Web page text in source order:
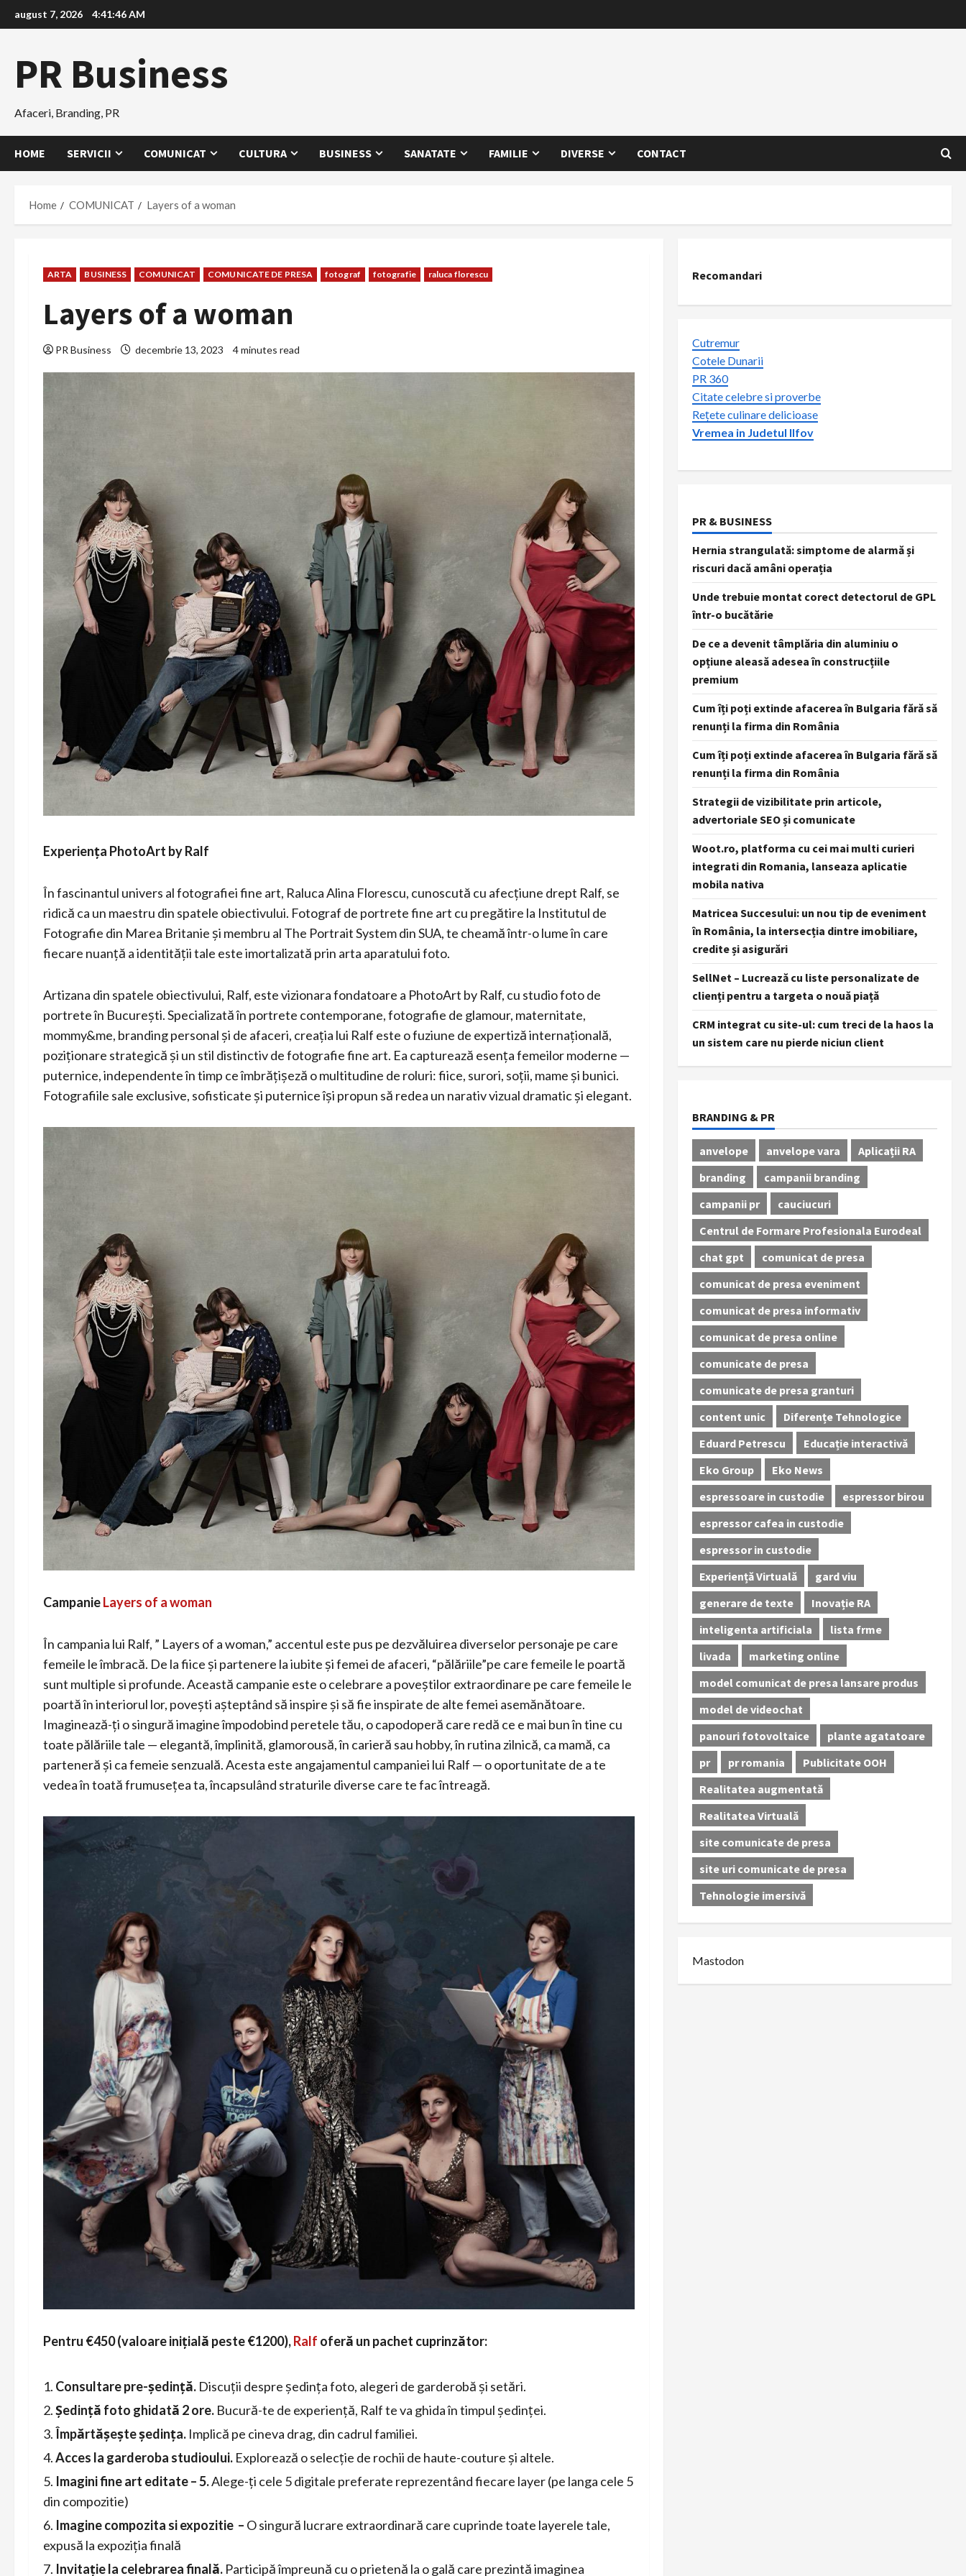
to
august 7, 2026 4:41:48 AM
PR Business
Afaceri, Branding, PR
HOME SERVICII COMUNICAT CULTURA BUSINESS SANATATE FAMILIE DIVERSE CONTACT
Home COMUNICAT Layers of a woman
ARTA BUSINESS COMUNICAT COMUNICATE DE PRESA fotograf fotografie raluca florescu
Layers of a woman
PR Business decembrie 13, 2023 4 minutes read
Experiența PhotoArt by Ralf
În fascinantul univers al fotografiei fine art, Raluca Alina Florescu, cunoscută cu afecțiune drept Ralf, se
ridică ca un maestru din spatele obiectivului. Fotograf de portrete fine art cu pregătire la Institutul de
Fotografie din Marea Britanie și membru al The Portrait System din SUA, te cheamă într-o lume în care
fiecare nuanță a identității tale este imortalizată prin arta aparatului foto.
Artizana din spatele obiectivului, Ralf, este vizionara fondatoare a PhotoArt by Ralf, cu studio foto de
portrete în București. Specializată în portrete contemporane, fotografie de glamour, maternitate,
mommy&me, branding personal și de afaceri, creația lui Ralf este o fuziune de expertiză internațională,
poziționare strategică și un stil distinctiv de fotografie fine art. Ea capturează esența femeilor moderne —
puternice, independente în timp ce îmbrățișeză o multitudine de roluri: fiice, surori, soții, mame și bunici.
Fotografiile sale exclusive, sofisticate și puternice își propun să redea un narativ vizual dramatic și elegant.
CampanieLayers of a woman
În campania lui Ralf, ” Layers of a woman,” accentul este pus pe dezvăluirea diverselor personaje pe care
femeile le îmbracă. De la fiice și partenere la iubite și femei de afaceri, “pălăriile”pe care femeile le poartă
sunt multiple si profunde. Această campanie este o celebrare a poveștilor extraordinare pe care femeile le
poartă în interiorul lor, povești așteptând să inspire și să fie inspirate de alte femei asemănătoare.
Imaginează-ți o singură imagine împodobind peretele tău, o capodoperă care redă ce e mai bun în tine cu
toate pălăriile tale — elegantă, împlinită, glamorousă, în carieră sau hobby, în rutina zilnică, ca mamă, ca
parteneră și ca femeie senzuală. Acesta este angajamentul campaniei lui Ralf — o oportunitate de a te
vedea în toată frumusețea ta, încapsulând straturile diverse care te fac întreagă.
Pentru €450 (valoare inițială peste €1200),Ralf oferă un pachet cuprinzător:
Consultare pre-ședință. Discuții despre ședința foto, alegeri de garderobă și setări.
Ședință foto ghidată 2 ore. Bucură-te de experiență, Ralf te va ghida în timpul ședinței.
Împărtășește ședința. Implică pe cineva drag, din cadrul familiei.
Acces la garderoba studioului. Explorează o selecție de rochii de haute-couture și altele.
Imagini fine art editate – 5.Alege-ți cele 5 digitale preferate reprezentând fiecare layer (pe langa cele 5
din compozitie)
Imagine compozita si expozitie – O singură lucrare extraordinară care cuprinde toate layerele tale,
expusă la expoziția finală
Invitație la celebrarea finală. Participă împreună cu o prietenă la o gală care prezintă imaginea
Recomandari
Cutremur
Cotele Dunarii
PR 360
Citate celebre si proverbe
Rețete culinare delicioase
Vremea in Judetul Ilfov
PR & BUSINESS
Hernia strangulată: simptome de alarmă și
riscuri dacă amâni operația
Unde trebuie montat corect detectorul de GPL
într-o bucătărie
De ce a devenit tâmplăria din aluminiu o
opțiune aleasă adesea în construcțiile
premium
Cum îți poți extinde afacerea în Bulgaria fără să
renunți la firma din România
Cum îți poți extinde afacerea în Bulgaria fără să
renunți la firma din România
Strategii de vizibilitate prin articole,
advertoriale SEO și comunicate
Woot.ro, platforma cu cei mai multi curieri
integrati din Romania, lanseaza aplicatie
mobila nativa
Matricea Succesului: un nou tip de eveniment
în România, la intersecția dintre imobiliare,
credite și asigurări
SellNet – Lucrează cu liste personalizate de
clienți pentru a targeta o nouă piață
CRM integrat cu site-ul: cum treci de la haos la
un sistem care nu pierde niciun client
BRANDING & PR
anvelope anvelope vara
Aplicații RA
branding
campanii branding
campanii pr
cauciucuri
Centrul de Formare Profesionala Eurodeal
chat gpt
comunicat de presa
comunicat de presa eveniment
comunicat de presa informativ
comunicat de presa online
comunicate de presa
comunicate de presa granturi
content unic
Diferențe Tehnologice
Eduard Petrescu
Educație interactivă
Eko Group
Eko News
espressoare in custodie
espressor birou
espressor cafea in custodie
espressor in custodie
Experiență Virtuală
gard viu
generare de texte
Inovație RA
inteligenta artificiala
lista frme
livada
marketing online
model comunicat de presa lansare produs
model de videochat
panouri fotovoltaice
plante agatatoare
pr
pr romania
Publicitate OOH
Realitatea augmentată
Realitatea Virtuală
site comunicate de presa
site uri comunicate de presa
Tehnologie imersivă
Mastodon